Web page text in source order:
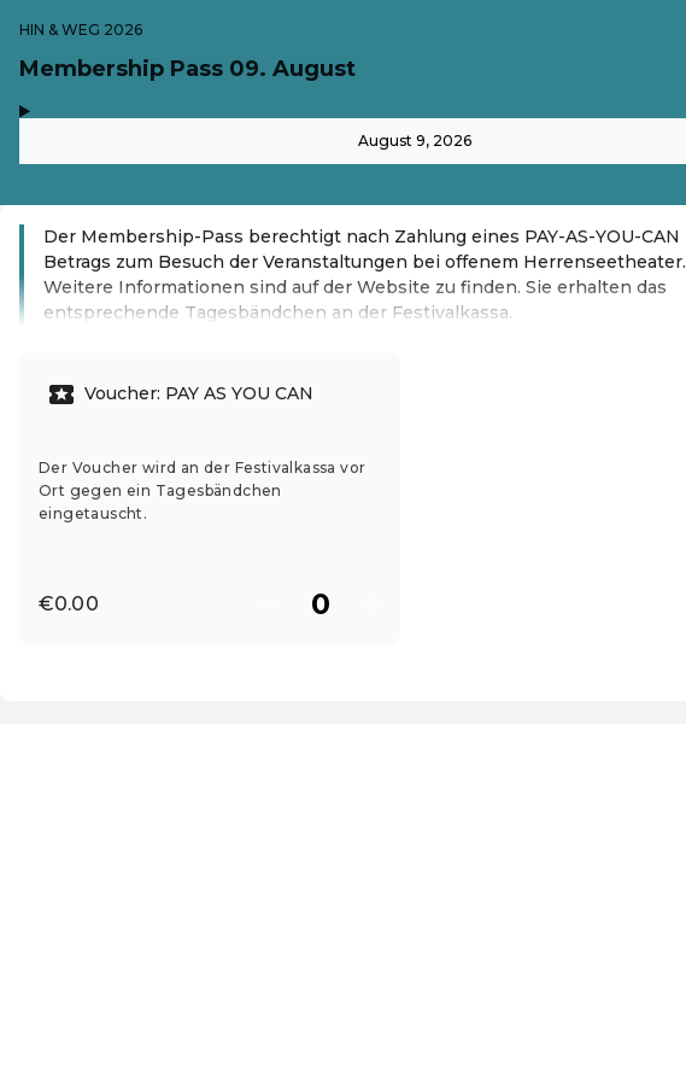
HIN & WEG 2026
Membership Pass 09. August
August 9, 2026
Der Membership-Pass berechtigt nach Zahlung eines PAY-AS-YOU-CAN
Betrags zum Besuch der Veranstaltungen bei offenem Herrenseetheater.
Weitere Informationen sind auf der Website zu finden. Sie erhalten das
entsprechende Tagesbändchen an der Festivalkassa.
Voucher: PAY AS YOU CAN
Der Voucher wird an der Festivalkassa vor
Ort gegen ein Tagesbändchen
eingetauscht.
€0.00